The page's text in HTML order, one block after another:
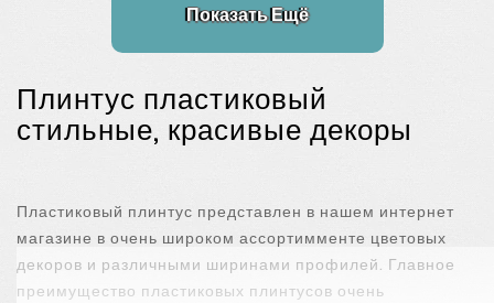
Показать Ещё
Плинтус пластиковый
стильные, красивые декоры
Пластиковый плинтус представлен в нашем интернет
магазине в очень широком ассортимменте цветовых
декоров и различными ширинами профилей. Главное
преимущество пластиковых плинтусов очень